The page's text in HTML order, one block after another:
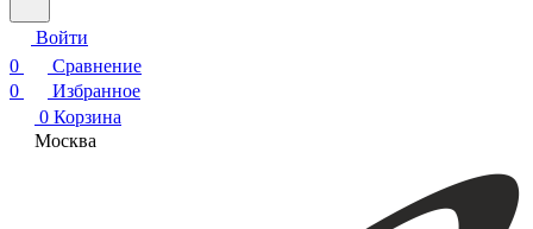
Войти
0
Сравнение
0
Избранное
0 Корзина
Москва